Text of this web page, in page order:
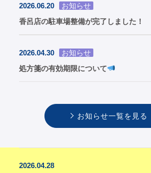
2026.06.20
お知らせ
香呂店の駐車場整備が完了しました！
2026.04.30
お知らせ
処方箋の有効期限について
お知らせ一覧を見る
2026.04.28